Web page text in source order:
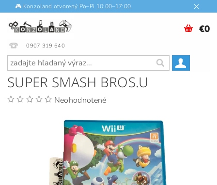
🎮 Konzoland otvorený Po–Pi 10:00–17:00.
0907 319 640
€0
SUPER SMASH BROS.U
Neohodnotené